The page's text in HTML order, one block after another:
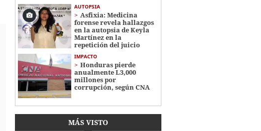
AUTOPSIA
Asfixia: Medicina
forense revela hallazgos
en la autopsia de Keyla
Martínez en la
repetición del juicio
IMPACTO
Honduras pierde
anualmente L3,000
millones por
corrupción, según CNA
MÁS VISTO